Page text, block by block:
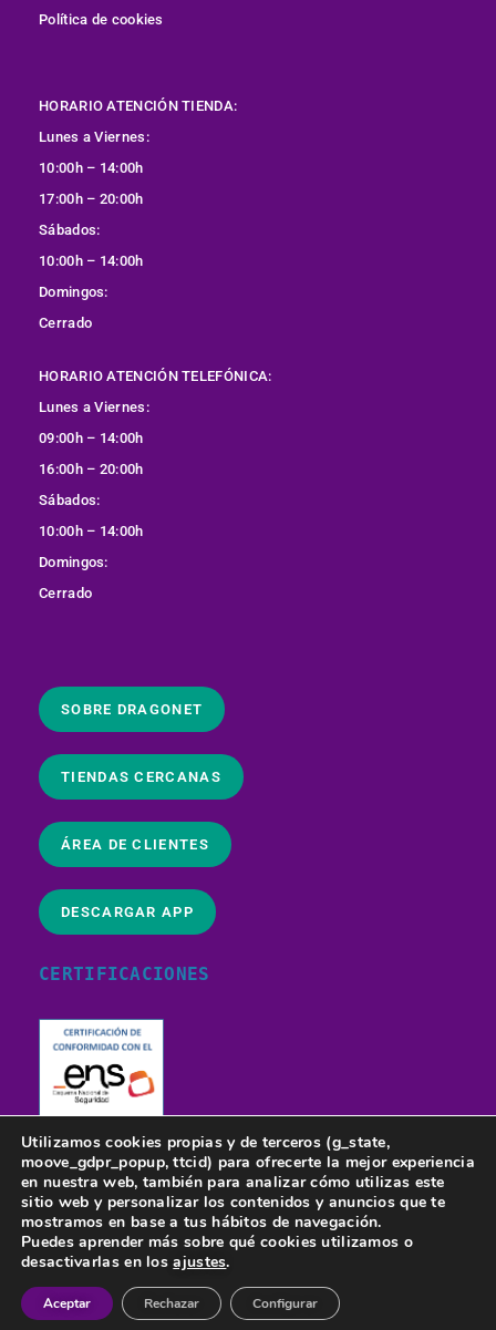
Política de cookies
HORARIO ATENCIÓN TIENDA:
Lunes a Viernes:
10:00h – 14:00h
17:00h – 20:00h
Sábados:
10:00h – 14:00h
Domingos:
Cerrado
HORARIO ATENCIÓN TELEFÓNICA:
Lunes a Viernes:
09:00h – 14:00h
16:00h – 20:00h
Sábados:
10:00h – 14:00h
Domingos:
Cerrado
SOBRE DRAGONET
TIENDAS CERCANAS
ÁREA DE CLIENTES
DESCARGAR APP
CERTIFICACIONES
© 2023 Dragonet Comunicaciones
Utilizamos cookies propias y de terceros (g_state,
moove_gdpr_popup, ttcid) para ofrecerte la mejor experiencia
en nuestra web, también para analizar cómo utilizas este
sitio web y personalizar los contenidos y anuncios que te
mostramos en base a tus hábitos de navegación.
Puedes aprender más sobre qué cookies utilizamos o
desactivarlas en losajustes.
Aceptar Rechazar Configurar